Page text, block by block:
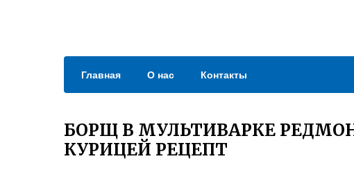
Главная О нас Контакты
БОРЩ В МУЛЬТИВАРКЕ
КУРИЦЕЙ РЕЦЕПТ